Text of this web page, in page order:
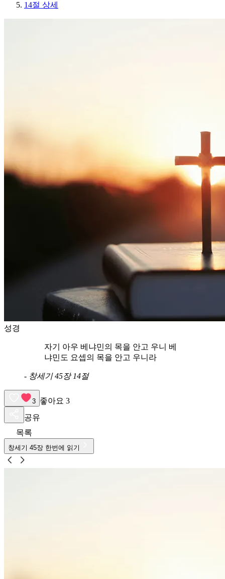
14절 상세
성경
자기 아우 베냐민의 목을 안고 우니 베
냐민도 요셉의 목을 안고 우니라
- 창세기 45장 14절
3 좋아요 3
공유
목록
창세기 45장 한번에 읽기